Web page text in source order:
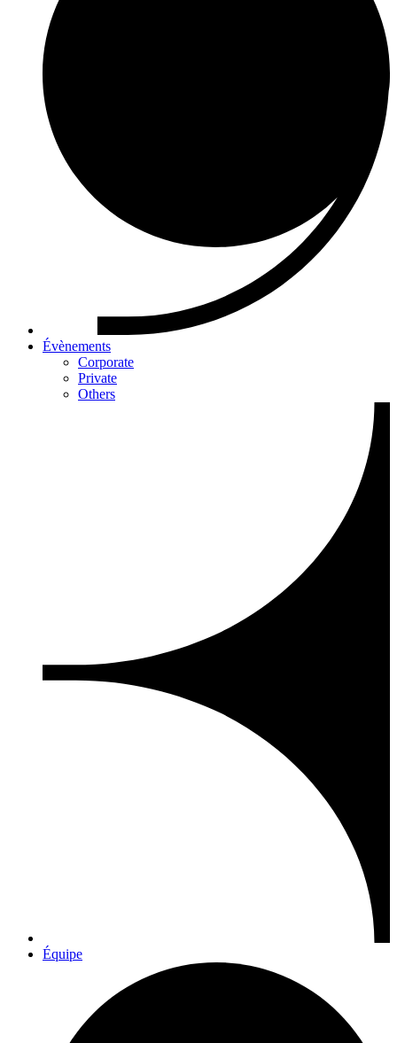
Évènements
Corporate
Private
Others
Équipe